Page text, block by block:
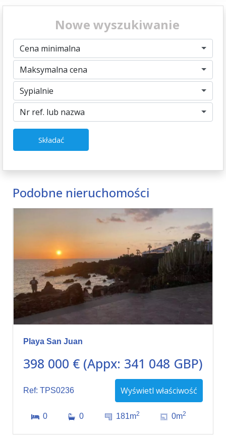
Nowe wyszukiwanie
Cena minimalna
Maksymalna cena
Sypialnie
Nr ref. lub nazwa
Składać
Podobne nieruchomości
Playa San Juan
398 000 € (Appx: 341 048 GBP)
Ref: TPS0236 Wyświetl właściwość
0 0 181m2 0m2